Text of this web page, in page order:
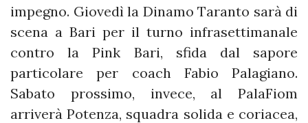
impegno. Giovedì la Dinamo Taranto sarà di
scena a Bari per il turno infrasettimanale
contro la Pink Bari, sfida dal sapore
particolare per coach Fabio Palagiano.
Sabato prossimo, invece, al PalaFiom
arriverà Potenza, squadra solida e coriacea,